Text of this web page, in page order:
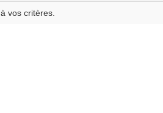
vos critères.